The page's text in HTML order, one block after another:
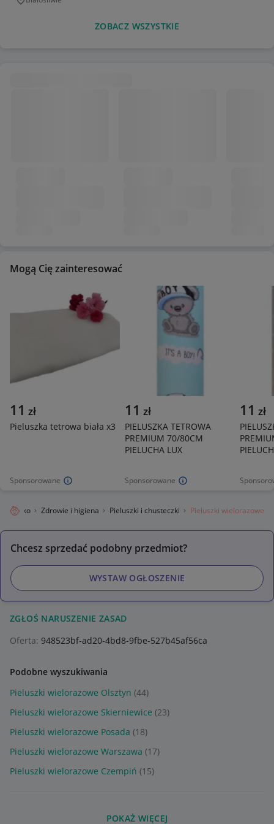
Miejscowość
ZOBACZ WSZYSTKIE
Mogą Cię zainteresować
Sponsorowane
11 zł
Pieluszka tetrowa biała x3
Sponsorowane
11 zł
PIELUSZKA TETROWA
PREMIUM 70/80CM
PIELUCHA LUX
11 zł
Dziecko Zdrowie i higiena Pieluszki i chusteczki Pieluszki wielorazowe
Chcesz sprzedać podobny przedmiot?
WYSTAW OGŁOSZENIE
ZGŁOŚ NARUSZENIE ZASAD
Oferta: 948523bf-ad20-4bd8-9fbe-527b45af56ca
Podobne wyszukiwania
Pieluszki wielorazowe Olsztyn (44)
Pieluszki wielorazowe Skierniewice (23)
Pieluszki wielorazowe Posada (18)
Pieluszki wielorazowe Warszawa (17)
Pieluszki wielorazowe Czempiń (15)
POKAŻ WIĘCEJ